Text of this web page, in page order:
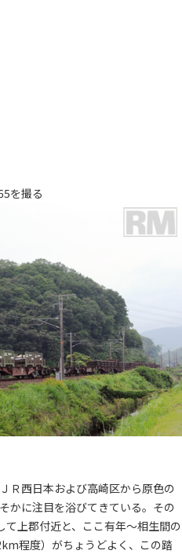
を撮る
Ｒ西日本および高崎区から原色の
かに注目を浴びてきている。その
上郡付近と、ここ有年～相生間の
程度）がちょうどよく、この踏